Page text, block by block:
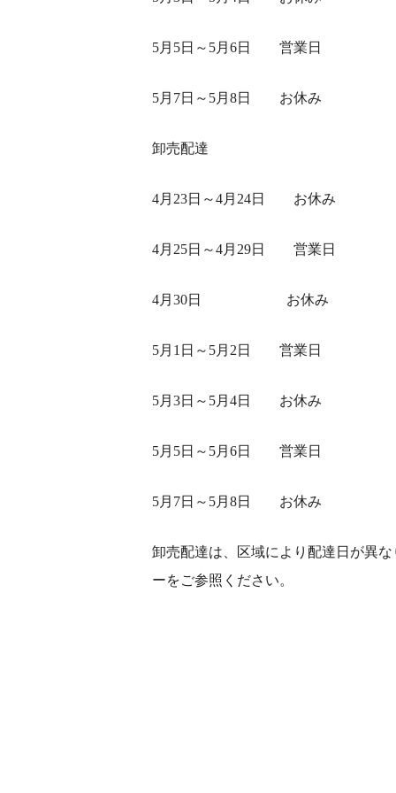
5月5日～5月6日 営業日
5月7日～5月8日 お休み
卸売配達
4月23日～4月24日 お休み
4月25日～4月29日 営業日
4月30日 お休み
5月1日～5月2日 営業日
5月3日～5月4日 お休み
5月5日～5月6日 営業日
5月7日～5月8日 お休み
卸売配達は、区域により配達日が異
ーをご参照ください。